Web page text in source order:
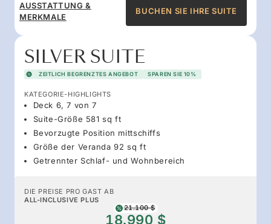
AUSSTATTUNG &
MERKMALE
BUCHEN SIE IHRE SUITE
SILVER SUITE
ZEITLICH BEGRENZTES ANGEBOT SPAREN SIE 10%
KATEGORIE-HIGHLIGHTS
Deck 6, 7 von 7
Suite-Größe 581 sq ft
Bevorzugte Position mittschiffs
Größe der Veranda 92 sq ft
Getrennter Schlaf- und Wohnbereich
DIE PREISE PRO GAST AB
ALL-INCLUSIVE PLUS
21.100 $
18.990 $